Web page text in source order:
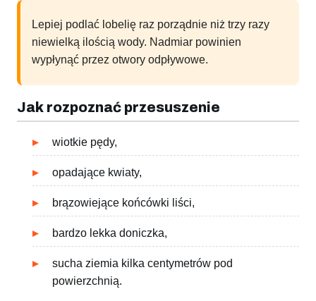
Lepiej podlać lobelię raz porządnie niż trzy razy
niewielką ilością wody. Nadmiar powinien
wypłynąć przez otwory odpływowe.
Jak rozpoznać przesuszenie
wiotkie pędy,
opadające kwiaty,
brązowiejące końcówki liści,
bardzo lekka doniczka,
sucha ziemia kilka centymetrów pod
powierzchnią.